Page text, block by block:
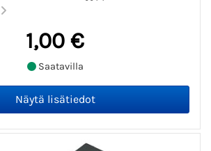
1,00 €
Saatavilla